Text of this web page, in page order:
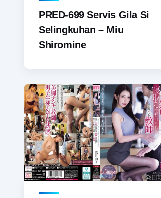
PRED-699 Servis Gila Si
Selingkuhan – Miu
Shiromine